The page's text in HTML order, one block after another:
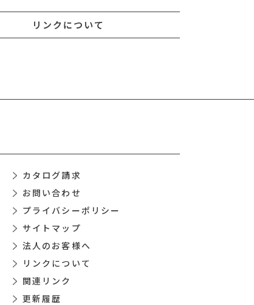
リンクについて
カタログ請求
お問い合わせ
プライバシーポリシー
サイトマップ
法人のお客様へ
リンクについて
関連リンク
更新履歴